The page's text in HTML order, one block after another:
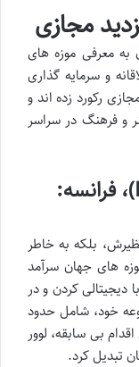
مجازی
به معرفی موزه های
و سرمایه گذاری
رکورد زده اند و
و فرهنگ در سراسر
موزه لوور (Louvre Museum)، فرانسه:
بلکه به خاطر
های جهان سرآمد
دیجیتالی کردن و در
خود، شامل حدود
اقدام بی سابقه، لوور
تبدیل کرد.